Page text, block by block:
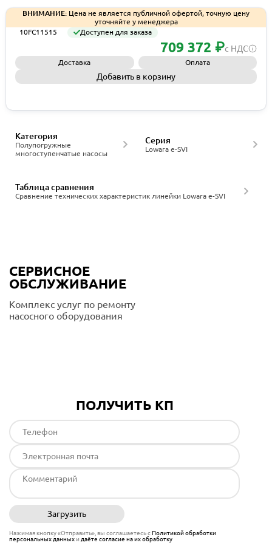
ВНИМАНИЕ: Цена не является публичной офертой, точную цену
уточняйте у менеджера
10FC11515
Доступен для заказа
709 372 ₽с НДС
Доставка Оплата
Добавить в корзину
Полупогружные
многоступенчатые насосы
Категория
Lowara е-SVI
Серия
Сравнение технических характеристик линейки Lowara е-SVI
Таблица сравнения
СЕРВИСНОЕ
ОБСЛУЖИВАНИЕ
Комплекс услуг по ремонту
насосного оборудования
ПОЛУЧИТЬ КП
Загрузить
Нажимая кнопку «Отправить», вы соглашаетесь сПолитикой обработки
персональных данныхи даёте согласие на их обработку